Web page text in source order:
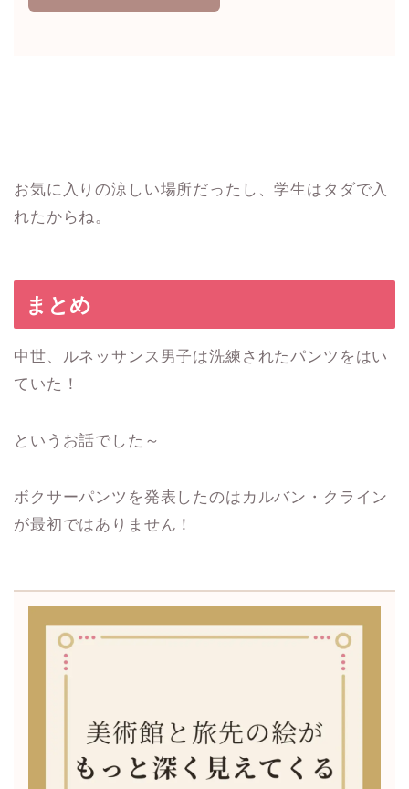
お気に入りの涼しい場所だったし、学生はタダで入
れたからね。
まとめ
中世、ルネッサンス男子は洗練されたパンツをはい
ていた！
というお話でした～
ボクサーパンツを発表したのはカルバン・クライン
が最初ではありません！